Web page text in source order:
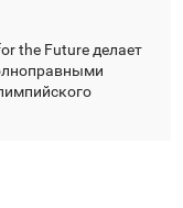
the Future делает